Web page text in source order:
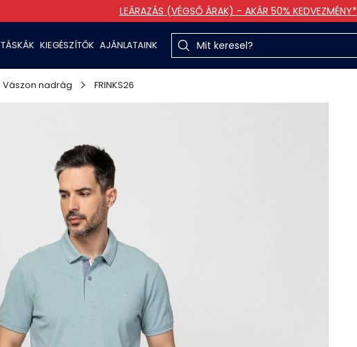
LEÁRAZÁS (VÉGSŐ ÁRAK) - AKÁR 50% KEDVEZMÉNY*
TÁSKÁK KIEGÉSZÍTŐK AJÁNLATAINK
Vászon nadrág FRINKS26